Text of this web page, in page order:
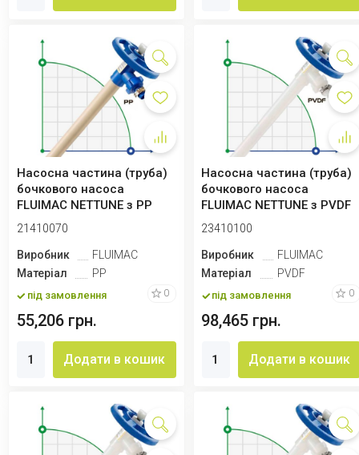
Насосна частина (труба)
бочкового насоса
FLUIMAC NETTUNE з PP
(вал HASTELLOY ...
21410070
Виробник
FLUIMAC
Матеріал
PP
під замовлення 0
55,206 грн.
Додати в кошик
Насосна частина (труба)
бочкового насоса
FLUIMAC NETTUNE з PVDF
(вал HASTELLO...
23410100
Виробник
FLUIMAC
Матеріал
PVDF
під замовлення 0
98,465 грн.
Додати в кошик